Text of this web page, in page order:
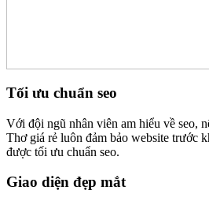
Tối ưu chuẩn seo
Với đội ngũ nhân viên am hiểu về seo,
Thơ giá rẻ luôn đảm bảo website trước
được tối ưu chuẩn seo.
Giao diện đẹp mắt